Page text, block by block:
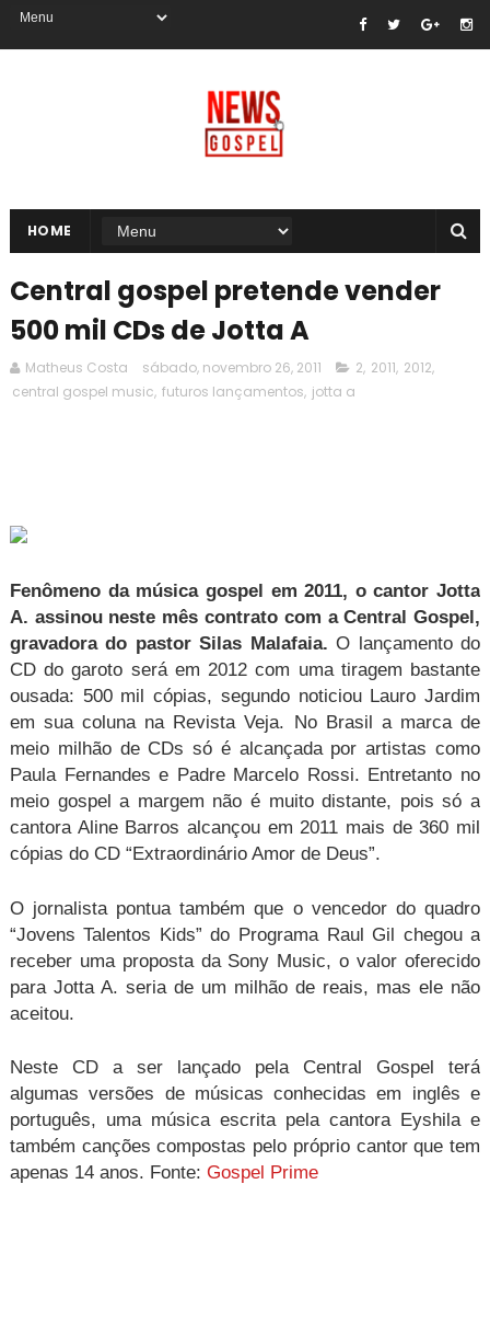
HOME
Central gospel pretende vender
500 mil CDs de Jotta A
Matheus Costa sábado, novembro 26, 2011 2, 2011, 2012,
central gospel music, futuros lançamentos, jotta a
Fenômeno da música gospel
em 2011, o cantor Jotta
A. assinou neste mês contrato com a Central Gospel,
gravadora do pastor Silas Malafaia. O lançamento do
CDdo garoto será em 2012 com uma tiragem bastante
ousada: 500 mil cópias, segundo noticiou Lauro Jardim
em sua coluna na Revista Veja.
No Brasil a marca de
meio milhão de CDs só é alcançada porartistas como
Paula Fernandes e Padre Marcelo Rossi. Entretanto no
meio gospel a margem não é muito distante, pois só a
cantora Aline Barros alcançou em 2011 mais de 360 mil
cópias do CD “Extraordinário Amor de Deus”.
O jornalista pontua também que o vencedor do quadro
“Jovens Talentos Kids” do Programa Raul Gil chegou a
receber uma proposta da Sony Music, o valor oferecido
para Jotta A. seria de um milhão de reais, mas ele não
aceitou.
Neste CD a ser lançado pela Central Gospel terá
algumas versões de músicas conhecidas em inglês e
português, uma música escrita pela cantora Eyshilae
também canções compostas pelo próprio cantor que tem
apenas 14 anos. Fonte: Gospel Prime